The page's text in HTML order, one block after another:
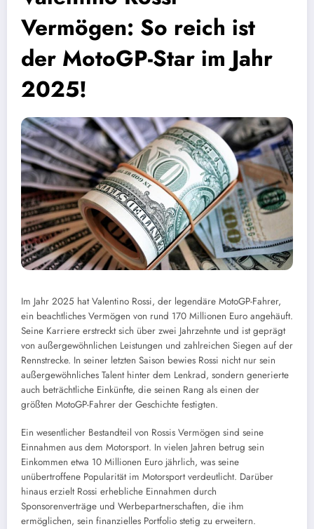
Vermögen: So reich ist
der MotoGP-Star im Jahr
2025!
Im Jahr 2025 hat Valentino Rossi, der legendäre MotoGP-Fahrer,
ein beachtliches Vermögen von rund 170 Millionen Euro angehäuft.
Seine Karriere erstreckt sich über zwei Jahrzehnte und ist geprägt
von außergewöhnlichen Leistungen und zahlreichen Siegen auf der
Rennstrecke. In seiner letzten Saison bewies Rossi nicht nur sein
außergewöhnliches Talent hinter dem Lenkrad, sondern generierte
auch beträchtliche Einkünfte, die seinen Rang als einen der
größten MotoGP-Fahrer der Geschichte festigten.
Ein wesentlicher Bestandteil von Rossis Vermögen sind seine
Einnahmen aus dem Motorsport. In vielen Jahren betrug sein
Einkommen etwa 10 Millionen Euro jährlich, was seine
unübertroffene Popularität im Motorsport verdeutlicht. Darüber
hinaus erzielt Rossi erhebliche Einnahmen durch
Sponsorenverträge und Werbepartnerschaften, die ihm
ermöglichen, sein finanzielles Portfolio stetig zu erweitern.